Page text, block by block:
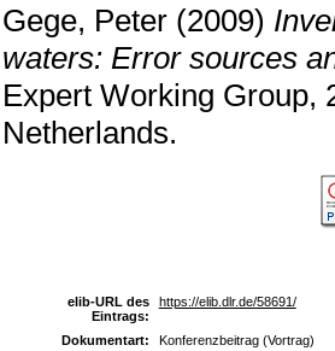
Gege, Peter (2009)
waters: Error sources
Expert Working Group,
Netherlands.
elib-URL des
Eintrags:
https://elib.dlr.de/58691/
Dokumentart:
Konferenzbeitrag (Vortrag)